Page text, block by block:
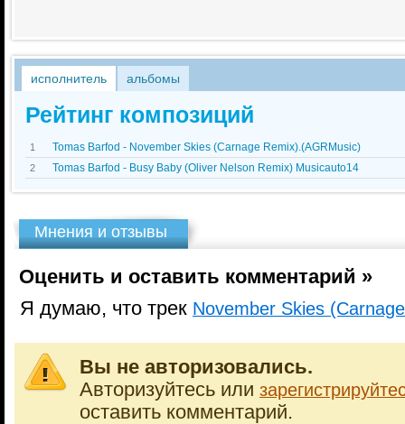
исполнитель альбомы
Рейтинг композиций
1 Tomas Barfod - November Skies (Carnage Remix).(AGRMusic)
2 Tomas Barfod - Busy Baby (Oliver Nelson Remix) Musicauto14
Мнения и отзывы
Оценить и оставить комментарий »
Я думаю, что трек November Skies
Вы не авторизовались.
Авторизуйтесь или
оставить комментарий.